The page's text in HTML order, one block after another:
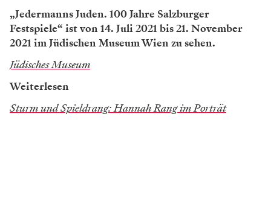
„Jedermanns Juden. 100 Jahre Salzburger
Festspiele“ ist von 14. Juli 2021 bis 21. November
2021 im Jüdischen Museum Wien zu sehen.
Jüdisches Museum
Weiterlesen
Sturm und Spieldrang: Hannah Rang im Porträt